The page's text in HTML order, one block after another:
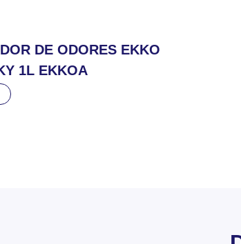
DE ODORES EKKO
1L EKKOA